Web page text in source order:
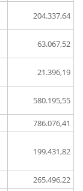
204.337,64
63.067,52
21.396,19
580.195,55
786.076,41
199.431,82
265.496,22